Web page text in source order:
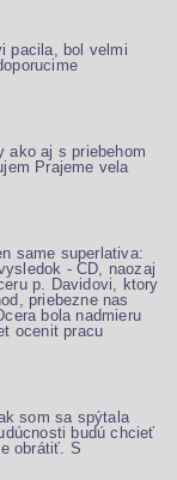
pacila, bol velmi
ako aj s priebehom
Prajeme vela
same superlativa:
- CD, naozaj
p. Davidovi, ktory
priebezne nas
bola nadmieru
ocenit pracu
som sa spýtala
budú chcieť
obrátiť. S